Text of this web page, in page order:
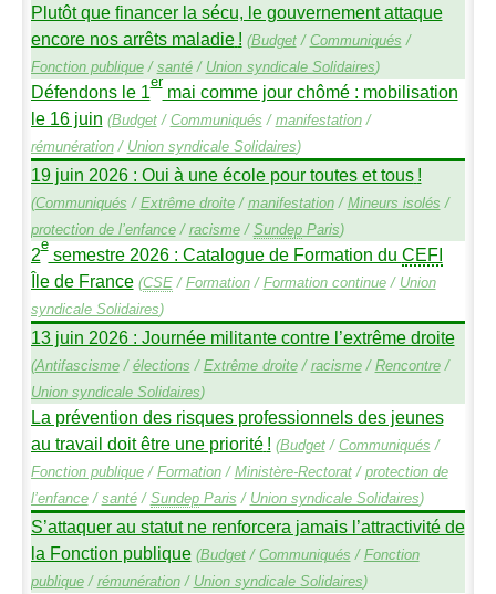
Plutôt que financer la sécu, le gouvernement attaque
encore nos arrêts maladie ! (Budget/ Communiqués /
Fonction publique/ santé/ Union syndicale Solidaires)
Défendons le 1ermai comme jour chômé : mobilisation
le 16 juin (Budget/ Communiqués / manifestation/
rémunération/ Union syndicale Solidaires)
19 juin 2026 : Oui à une école pour toutes et tous !
(Communiqués / Extrême droite/ manifestation/ Mineurs isolés /
protection de l’enfance/ racisme/ SundepParis)
2esemestre 2026 : Catalogue de Formation du CEFI
Île de France (CSE/ Formation/ Formation continue/ Union
syndicale Solidaires)
13 juin 2026 : Journée militante contre l’extrême droite
(Antifascisme/ élections / Extrême droite/ racisme/ Rencontre/
Union syndicale Solidaires)
La prévention des risques professionnels des jeunes
au travail doit être une priorité ! (Budget/ Communiqués /
Fonction publique/ Formation/ Ministère-Rectorat/ protection de
l’enfance/ santé/ SundepParis / Union syndicale Solidaires)
S’attaquer au statut ne renforcera jamais l’attractivité de
la Fonction publique (Budget/ Communiqués / Fonction
publique/ rémunération/ Union syndicale Solidaires)